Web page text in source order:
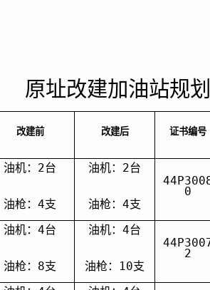
原址改建加油站规
改建前 改建后 证书编号
油机： 2台
油枪： 4支
油机： 2台
油枪： 4支
0
油机： 4台
油枪： 8支
油机： 4台
油枪： 10支
44P300
2